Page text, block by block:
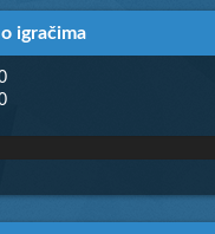
igračima